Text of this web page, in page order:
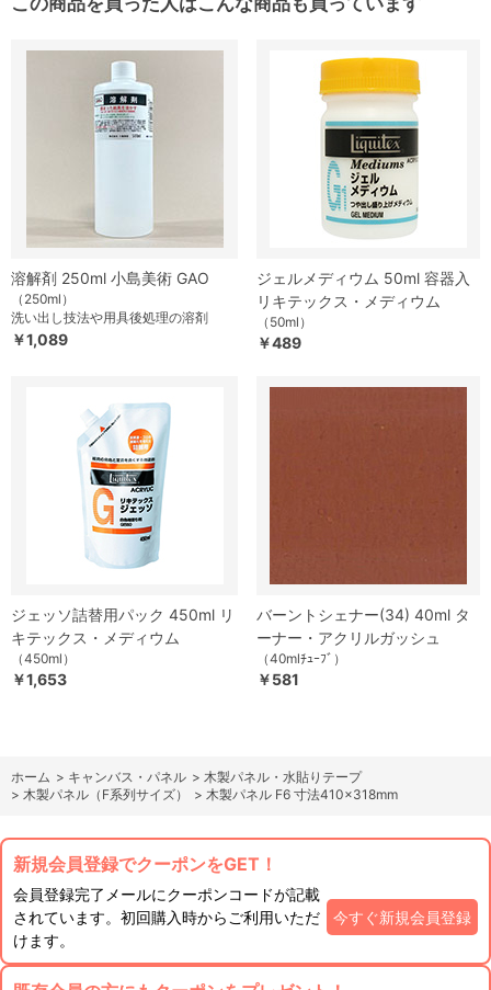
溶解剤 250ml 小島美術 GAO
（250ml）
洗い出し技法や用具後処理の溶剤
￥1,089
ジェルメディウム 50ml 容器入
リキテックス・メディウム
（50ml）
￥489
ジェッソ詰替用パック 450ml リ
キテックス・メディウム
（450ml）
￥1,653
バーントシェナー(34) 40ml タ
ーナー・アクリルガッシュ
（40mlﾁｭｰﾌﾞ）
￥581
ホーム > キャンバス・パネル > 木製パネル・水貼りテープ
> 木製パネル（F系列サイズ） > 木製パネル F6 寸法410×318mm
新規会員登録でクーポンをGET！
会員登録完了メールにクーポンコードが記載
されています。初回購入時からご利用いただ
けます。
今すぐ新規会員登録